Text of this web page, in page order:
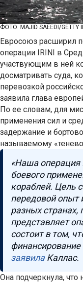
ФОТО: MAJID SAEEDI/GETTY
Евросоюз расширил
операции IRINI в
участвующим в ней
досматривать суда,
перевозкой
заявила глава
По ее словам, для
применения сил и
задержание и
называемому
«Наша операция
боевого
кораблей. Цель
передовой опыт
разных странах,
представляет
состоит в том,
заявилаКаллас.
Она подчеркнула,